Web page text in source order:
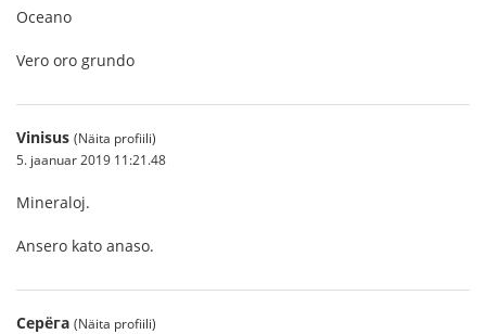
Oceano
Vero oro grundo
Vinisus (Näita profiili)
5. jaanuar 2019 11:21.48
Mineraloj.
Ansero kato anaso.
Серёга (Näita profiili)